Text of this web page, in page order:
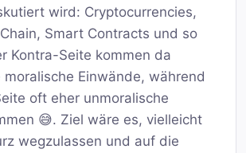
wird: Cryptocurrencies,
Smart Contracts und so
Kontra-Seite kommen da
Einwände, während
oft eher unmoralische
😅. Ziel wäre es, vielleicht
wegzulassen und auf die